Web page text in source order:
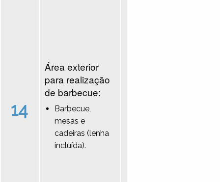
14
Área exterior
para realização
de barbecue:
Barbecue,
mesas e
cadeiras (lenha
incluída).